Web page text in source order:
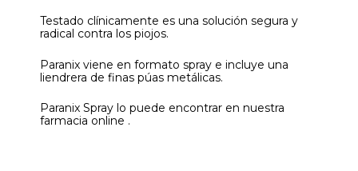
Testado clínicamente es una solución segura y
radical contra los piojos.
Paranix viene en formato spray e incluye una
liendrera de finas púas metálicas.
Paranix Spray lo puede encontrar en nuestra
farmacia online .